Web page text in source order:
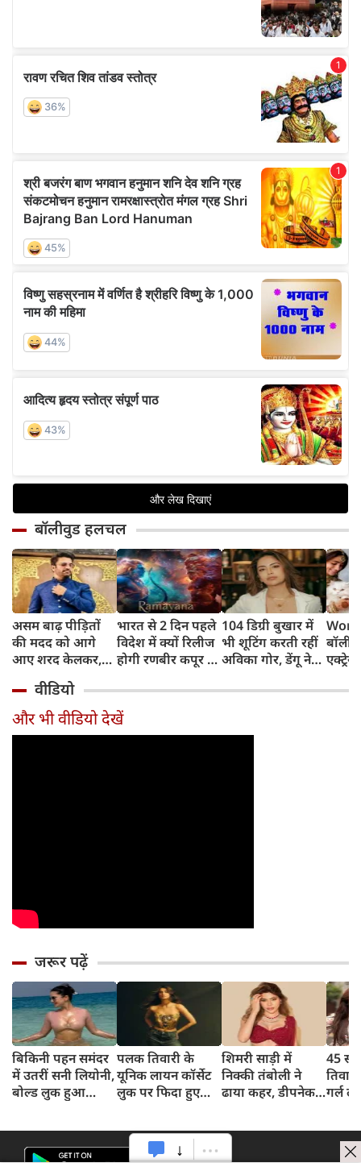
बॉलीवुड हलचल
असम बाढ़ पीड़ितों
की मदद को आगे
आए शरद केलकर,
साथ की भावुक
अपील
भारत से 2 दिन पहले
विदेश में क्यों रिलीज
होगी रणबीर कपूर की
मल्होत्रा ने बताया
रिलीज प्लान
104 डिग्री बुखार में
भी शूटिंग करती रहीं
अविका गोर, डेंगू ने
अस्पताल में भर्ती
प्यार
वीडियो
और भी वीडियो देखें
जरूर पढ़ें
बिकिनी पहन समंदर
में उतरीं सनी लियोनी,
बोल्ड लुक हुआ
पलक तिवारी के
यूनिक लायन कॉर्सेट
लुक पर फिदा हुए
शिमरी साड़ी में
निक्की तंबोली ने
ढाया कहर, डीपनेक
45
गर्ल